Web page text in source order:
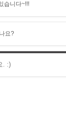
습니다~!!!
요?